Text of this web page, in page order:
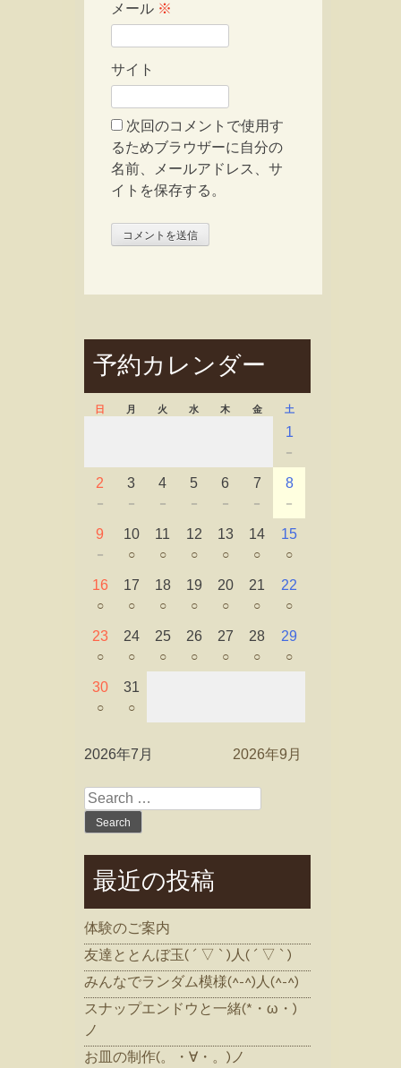
メール ※
サイト
次回のコメントで使用す
るためブラウザーに自分の
名前、メールアドレス、サ
イトを保存する。
予約カレンダー
日 月 火 水 木 金 土
1
－
2
－
3
－
4
－
5
－
6
－
7
－
8
－
9
－
10
○
11
○
12
○
13
○
14
○
15
○
16
○
17
○
18
○
19
○
20
○
21
○
22
○
23
○
24
○
25
○
26
○
27
○
28
○
29
○
30
○
31
○
2026年7月 2026年9月
Search
for:
最近の投稿
体験のご案内
友達ととんぼ玉( ´ ▽ ` )人( ´ ▽ ` )
みんなでランダム模様(^-^)人(^-^)
スナップエンドウと一緒(*・ω・)
ノ
お皿の制作(。・∀・。)ノ